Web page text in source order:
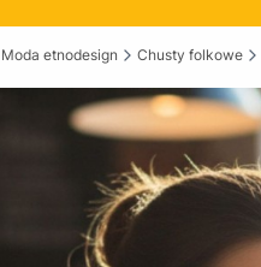
Moda etnodesign Chusty folkowe